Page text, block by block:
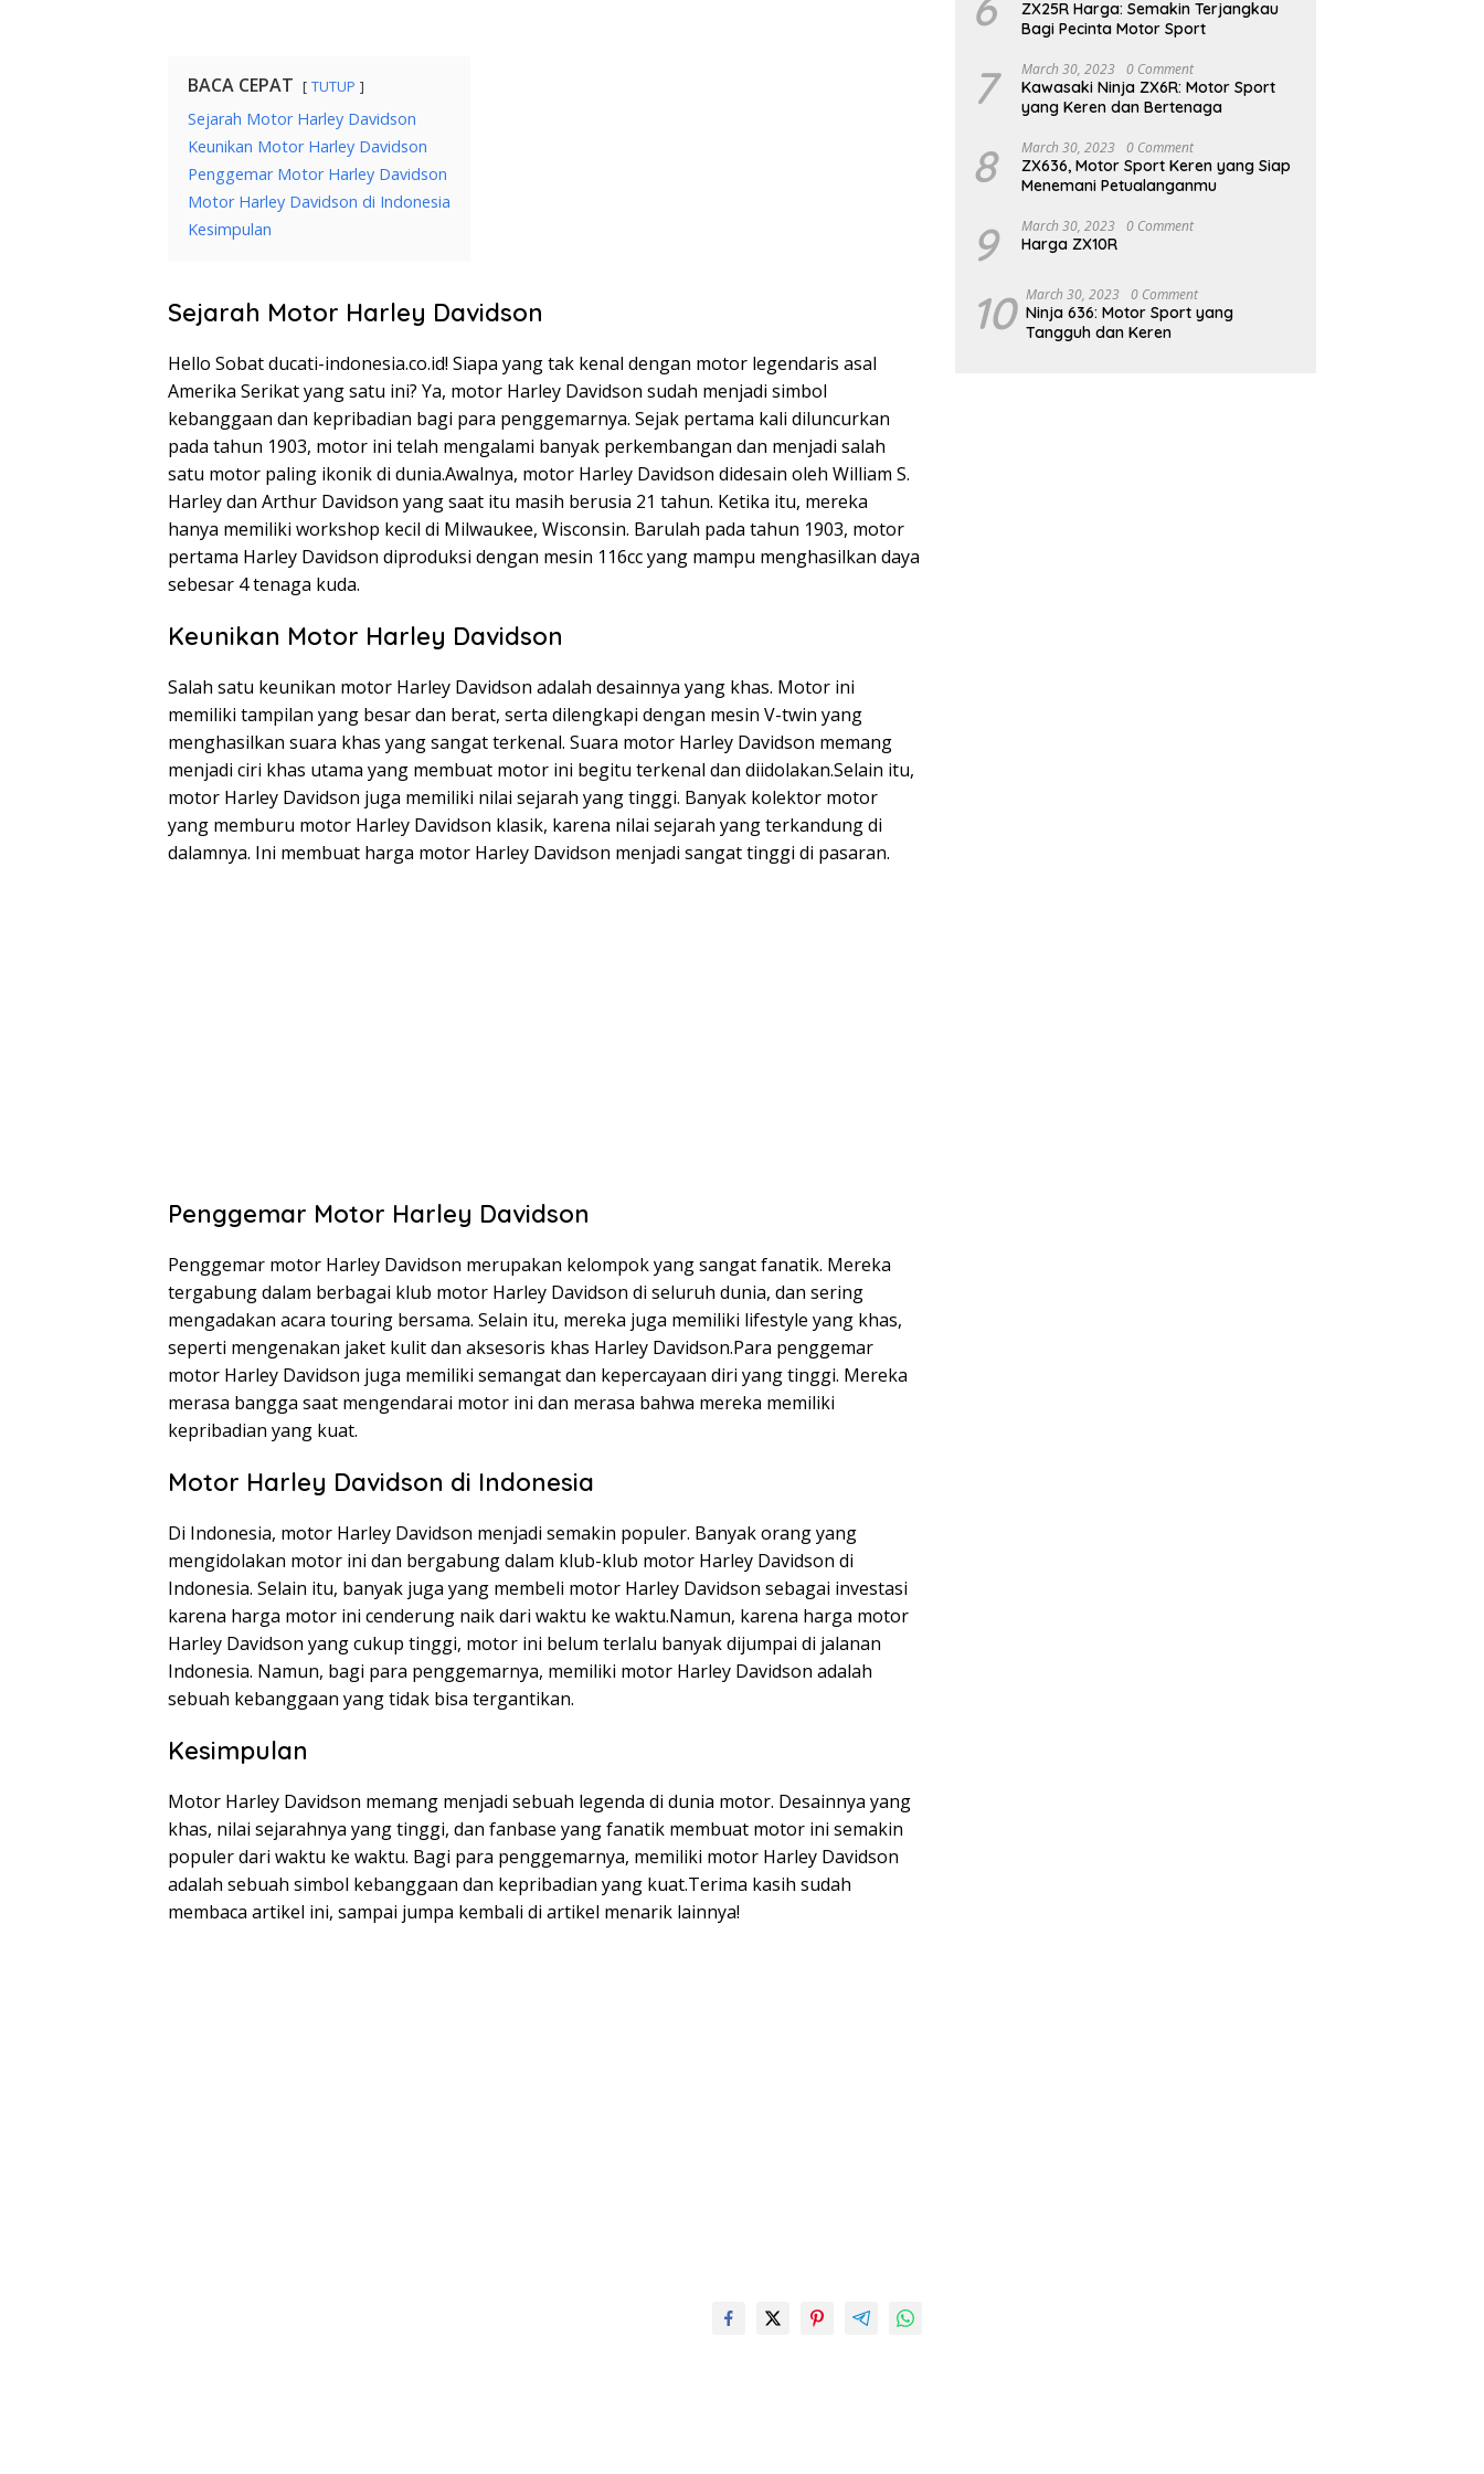
BACA CEPAT TUTUP
Sejarah Motor Harley Davidson
Keunikan Motor Harley Davidson
Penggemar Motor Harley Davidson
Motor Harley Davidson di Indonesia
Kesimpulan
Sejarah Motor Harley Davidson
Hello Sobat ducati-indonesia.co.id! Siapa yang tak kenal dengan motor legendaris asal
Amerika Serikat yang satu ini? Ya, motor Harley Davidson sudah menjadi simbol
kebanggaan dan kepribadian bagi para penggemarnya. Sejak pertama kali diluncurkan
pada tahun 1903, motor ini telah mengalami banyak perkembangan dan menjadi salah
satu motor paling ikonik di dunia.Awalnya, motor Harley Davidson didesain oleh William S.
Harley dan Arthur Davidson yang saat itu masih berusia 21 tahun. Ketika itu, mereka
hanya memiliki workshop kecil di Milwaukee, Wisconsin. Barulah pada tahun 1903, motor
pertama Harley Davidson diproduksi dengan mesin 116cc yang mampu menghasilkan daya
sebesar 4 tenaga kuda.
Keunikan Motor Harley Davidson
Salah satu keunikan motor Harley Davidson adalah desainnya yang khas. Motor ini
memiliki tampilan yang besar dan berat, serta dilengkapi dengan mesin V-twin yang
menghasilkan suara khas yang sangat terkenal. Suara motor Harley Davidson memang
menjadi ciri khas utama yang membuat motor ini begitu terkenal dan diidolakan.Selain itu,
motor Harley Davidson juga memiliki nilai sejarah yang tinggi. Banyak kolektor motor
yang memburu motor Harley Davidson klasik, karena nilai sejarah yang terkandung di
dalamnya. Ini membuat harga motor Harley Davidson menjadi sangat tinggi di pasaran.
Penggemar Motor Harley Davidson
Penggemar motor Harley Davidson merupakan kelompok yang sangat fanatik. Mereka
tergabung dalam berbagai klub motor Harley Davidson di seluruh dunia, dan sering
mengadakan acara touring bersama. Selain itu, mereka juga memiliki lifestyle yang khas,
seperti mengenakan jaket kulit dan aksesoris khas Harley Davidson.Para penggemar
motor Harley Davidson juga memiliki semangat dan kepercayaan diri yang tinggi. Mereka
merasa bangga saat mengendarai motor ini dan merasa bahwa mereka memiliki
kepribadian yang kuat.
Motor Harley Davidson di Indonesia
Di Indonesia, motor Harley Davidson menjadi semakin populer. Banyak orang yang
mengidolakan motor ini dan bergabung dalam klub-klub motor Harley Davidson di
Indonesia. Selain itu, banyak juga yang membeli motor Harley Davidson sebagai investasi
karena harga motor ini cenderung naik dari waktu ke waktu.Namun, karena harga motor
Harley Davidson yang cukup tinggi, motor ini belum terlalu banyak dijumpai di jalanan
Indonesia. Namun, bagi para penggemarnya, memiliki motor Harley Davidson adalah
sebuah kebanggaan yang tidak bisa tergantikan.
Kesimpulan
Motor Harley Davidson memang menjadi sebuah legenda di dunia motor. Desainnya yang
khas, nilai sejarahnya yang tinggi, dan fanbase yang fanatik membuat motor ini semakin
populer dari waktu ke waktu. Bagi para penggemarnya, memiliki motor Harley Davidson
adalah sebuah simbol kebanggaan dan kepribadian yang kuat.Terima kasih sudah
membaca artikel ini, sampai jumpa kembali di artikel menarik lainnya!
ZX25R Harga: Semakin Terjangkau
Bagi Pecinta Motor Sport
7 March 30, 2023 0 Comment
Kawasaki Ninja ZX6R: Motor Sport
yang Keren dan Bertenaga
8 March 30, 2023 0 Comment
ZX636, Motor Sport Keren yang Siap
Menemani Petualanganmu
9 March 30, 2023 0 Comment
Harga ZX10R
10 March 30, 2023 0 Comment
Ninja 636: Motor Sport yang
Tangguh dan Keren